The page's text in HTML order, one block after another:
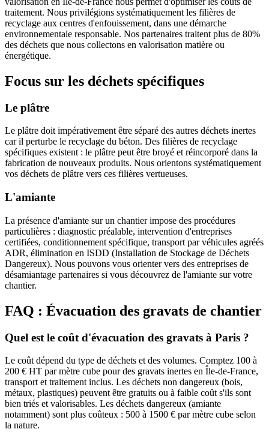
traitement. Nous privilégions systématiquement les filières de
recyclage aux centres d'enfouissement, dans une démarche
environnementale responsable. Nos partenaires traitent plus de 80%
des déchets que nous collectons en valorisation matière ou
énergétique.
Focus sur les déchets spécifiques
Le plâtre
Le plâtre doit impérativement être séparé des autres déchets inertes
car il perturbe le recyclage du béton. Des filières de recyclage
spécifiques existent : le plâtre peut être broyé et réincorporé dans la
fabrication de nouveaux produits. Nous orientons systématiquement
vos déchets de plâtre vers ces filières vertueuses.
L'amiante
La présence d'amiante sur un chantier impose des procédures
particulières : diagnostic préalable, intervention d'entreprises
certifiées, conditionnement spécifique, transport par véhicules agréés
ADR, élimination en ISDD (Installation de Stockage de Déchets
Dangereux). Nous pouvons vous orienter vers des entreprises de
désamiantage partenaires si vous découvrez de l'amiante sur votre
chantier.
FAQ : Évacuation des gravats de chantier
Quel est le coût d'évacuation des gravats à Paris ?
Le coût dépend du type de déchets et des volumes. Comptez 100 à
200 € HT par mètre cube pour des gravats inertes en Île-de-France,
transport et traitement inclus. Les déchets non dangereux (bois,
métaux, plastiques) peuvent être gratuits ou à faible coût s'ils sont
bien triés et valorisables. Les déchets dangereux (amiante
notamment) sont plus coûteux : 500 à 1500 € par mètre cube selon
la nature.